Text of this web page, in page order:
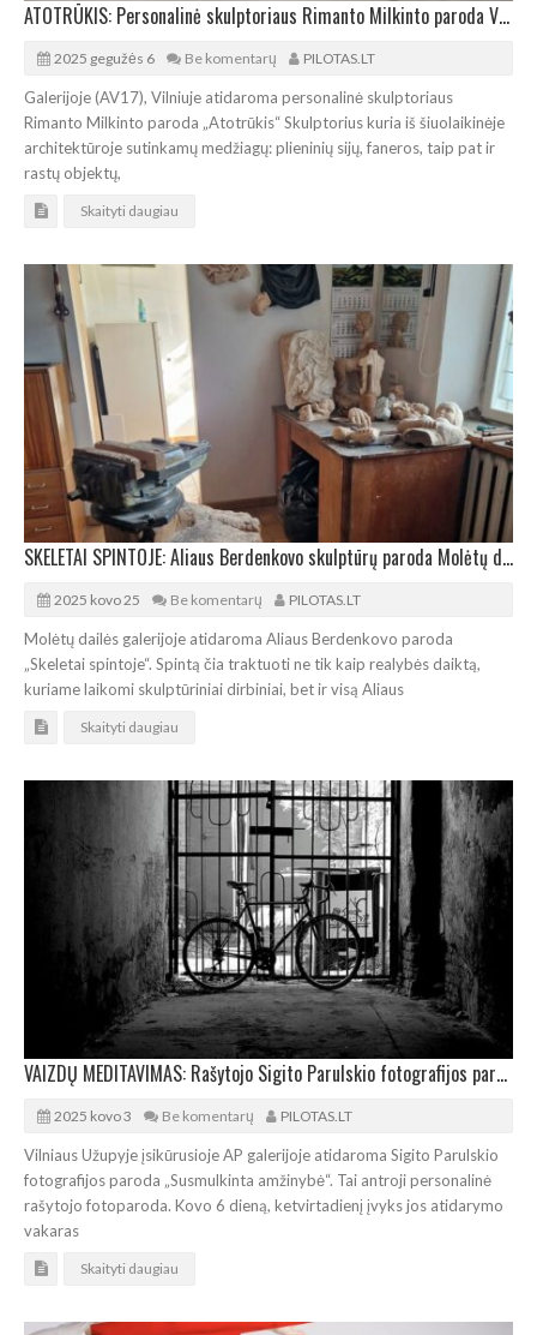
ATOTRŪKIS: Personalinė skulptoriaus Rimanto Milkinto paroda Vilniuje
2025 gegužės 6 Be komentarų PILOTAS.LT
Galerijoje (AV17), Vilniuje atidaroma personalinė skulptoriaus
Rimanto Milkinto paroda „Atotrūkis“ Skulptorius kuria iš šiuolaikinėje
architektūroje sutinkamų medžiagų: plieninių sijų, faneros, taip pat ir
rastų objektų,
Skaityti daugiau
SKELETAI SPINTOJE: Aliaus Berdenkovo skulptūrų paroda Molėtų dailės galerijoje
2025 kovo 25 Be komentarų PILOTAS.LT
Molėtų dailės galerijoje atidaroma Aliaus Berdenkovo paroda
„Skeletai spintoje“. Spintą čia traktuoti ne tik kaip realybės daiktą,
kuriame laikomi skulptūriniai dirbiniai, bet ir visą Aliaus
Skaityti daugiau
VAIZDŲ MEDITAVIMAS: Rašytojo Sigito Parulskio fotografijos paroda Vilniuje
2025 kovo 3 Be komentarų PILOTAS.LT
Vilniaus Užupyje įsikūrusioje AP galerijoje atidaroma Sigito Parulskio
fotografijos paroda „Susmulkinta amžinybė“. Tai antroji personalinė
rašytojo fotoparoda. Kovo 6 dieną, ketvirtadienį įvyks jos atidarymo
vakaras
Skaityti daugiau